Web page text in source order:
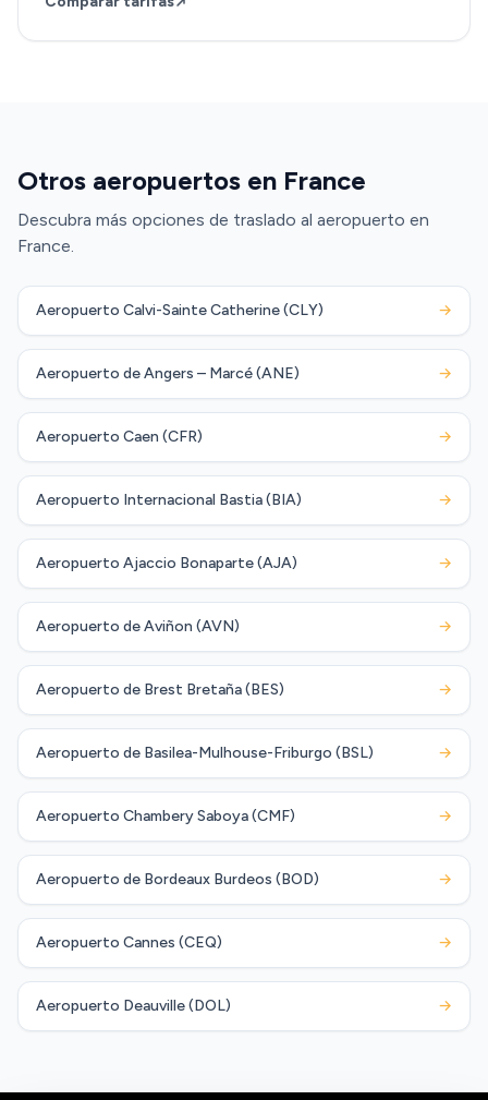
Otros aeropuertos en France
Descubra más opciones de traslado al aeropuerto en
France.
Aeropuerto Calvi-Sainte Catherine (CLY) →
Aeropuerto de Angers – Marcé (ANE) →
Aeropuerto Caen (CFR) →
Aeropuerto Internacional Bastia (BIA) →
Aeropuerto Ajaccio Bonaparte (AJA) →
Aeropuerto de Aviñon (AVN) →
Aeropuerto de Brest Bretaña (BES) →
Aeropuerto de Basilea-Mulhouse-Friburgo (BSL) →
Aeropuerto Chambery Saboya (CMF) →
Aeropuerto de Bordeaux Burdeos (BOD) →
Aeropuerto Cannes (CEQ) →
Aeropuerto Deauville (DOL) →